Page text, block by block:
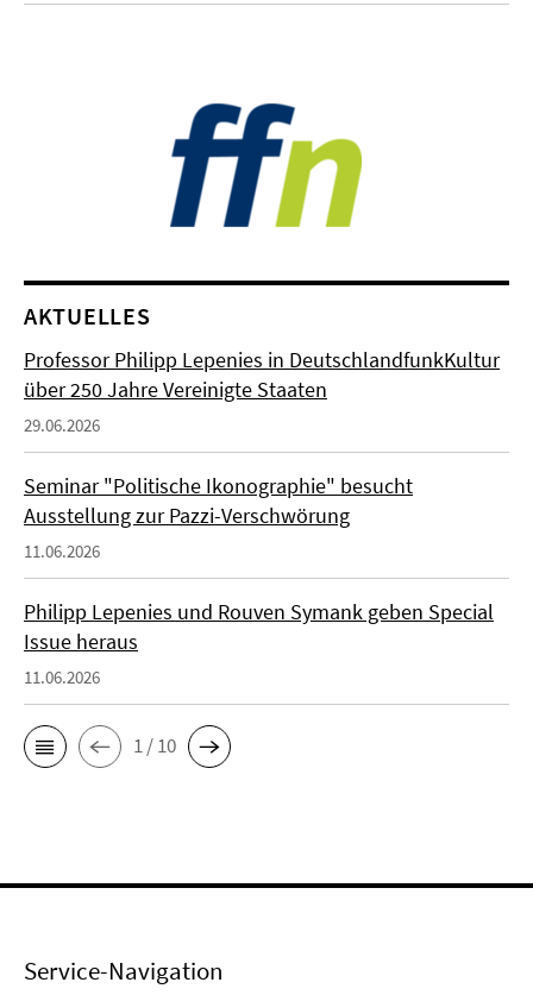
AKTUELLES
Professor Philipp Lepenies in DeutschlandfunkKultur
über 250 Jahre Vereinigte Staaten
29.06.2026
Seminar "Politische Ikonographie" besucht
Ausstellung zur Pazzi-Verschwörung
11.06.2026
Philipp Lepenies und Rouven Symank geben Special
Issue heraus
11.06.2026
1 / 10
Service-Navigation